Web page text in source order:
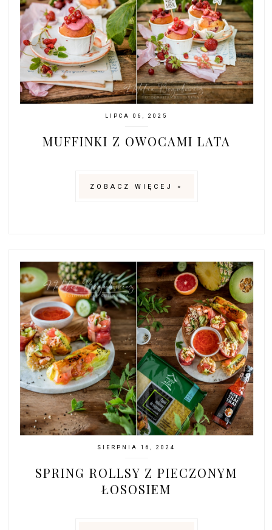
LIPCA 06, 2025
MUFFINKI Z OWOCAMI LATA
ZOBACZ WIĘCEJ »
SIERPNIA 16, 2024
SPRING ROLLSY Z PIECZONYM
ŁOSOSIEM